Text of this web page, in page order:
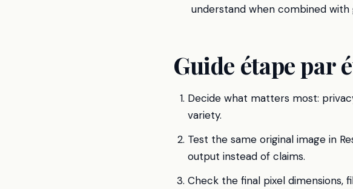
understand when combined
Guide étape par
Decide what matters most:
variety.
Test the same original image in
output instead of claims.
Check the final pixel dimensions,